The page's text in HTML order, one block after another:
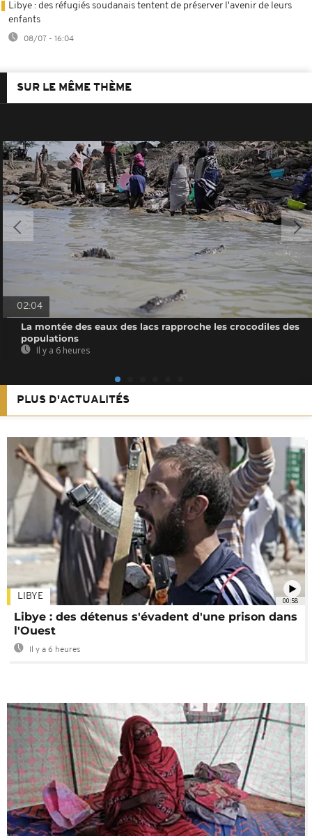
Libye : des réfugiés soudanais tentent de préserver l'avenir de leurs
enfants
08/07 - 16:04
SUR LE MÊME THÈME
02:04
La montée des eaux des lacs rapproche les crocodiles des
populations
Il y a 6 heures
PLUS D'ACTUALITÉS
00:58
LIBYE
Libye : des détenus s'évadent d'une prison dans
l'Ouest
Il y a 6 heures